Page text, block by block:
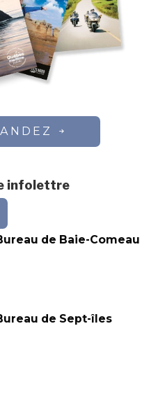
infolettre
de Baie-Comeau
de Sept-îles